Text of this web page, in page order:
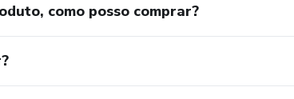
como posso comprar?